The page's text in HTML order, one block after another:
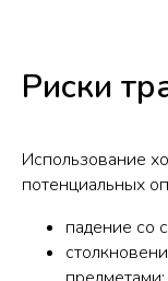
Риски
Использование
потенциальных
падение со